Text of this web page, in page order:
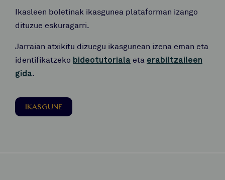
Ikasleen boletinak ikasgunea plataforman izango
dituzue eskuragarri.
Jarraian atxikitu dizuegu ikasgunean izena eman eta
identifikatzeko bideotutoriala eta erabiltzaileen
gida.
IKASGUNE